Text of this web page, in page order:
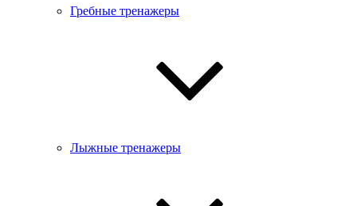
Гребные тренажеры
Лыжные тренажеры